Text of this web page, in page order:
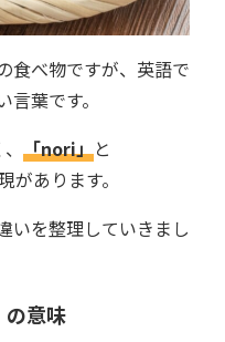
食べ物ですが、英語で
葉です。
「nori」と
があります。
いを整理していきまし
の意味